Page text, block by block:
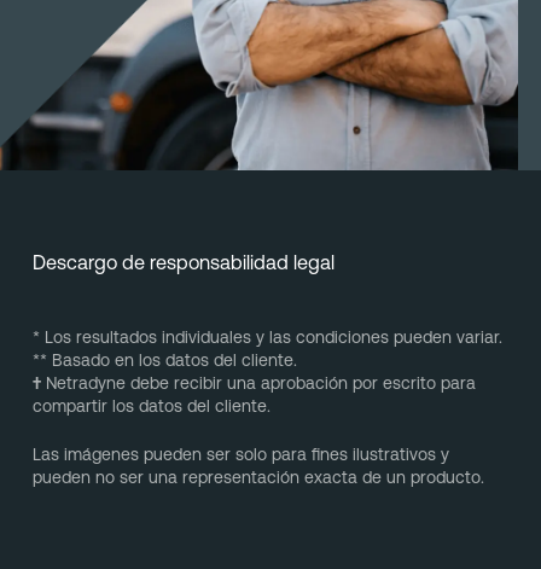
Descargo de responsabilidad legal
* Los resultados individuales y las condiciones pueden variar.
** Basado en los datos del cliente.
†Netradyne debe recibir una aprobación por escrito para
compartir los datos del cliente.
Las imágenes pueden ser solo para fines ilustrativos y
pueden no ser una representación exacta de un producto.